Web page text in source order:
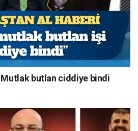
butlan ciddiye bindi